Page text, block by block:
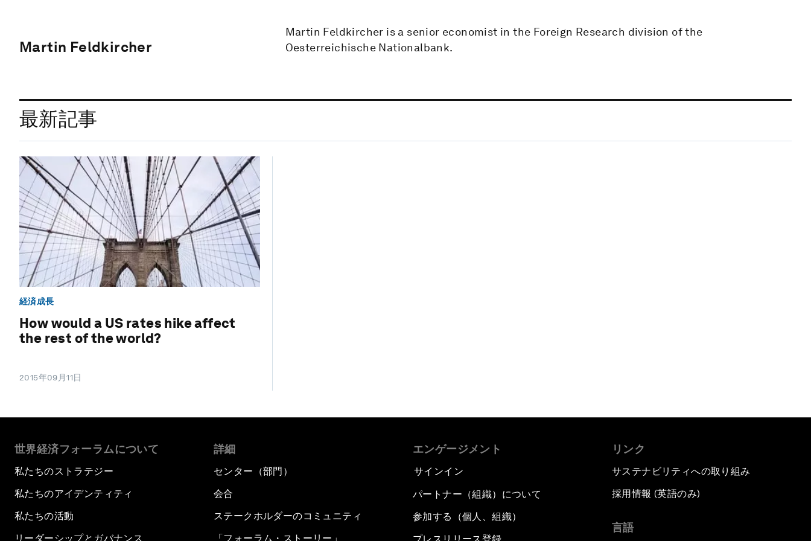
Martin Feldkircher
Martin Feldkircher is a senior economist in the Foreign Research division of the
Oesterreichische Nationalbank.
最新記事
経済成長
How would a US rates hike affect
the rest of the world?
2015年09月11日
世界経済フォーラムについて
私たちのストラテジー
私たちのアイデンティティ
私たちの活動
リーダーシップとガバナンス
詳細
センター（部門）
会合
ステークホルダーのコミュニティ
「フォーラム・ストーリー」
エンゲージメント
サインイン
パートナー（組織）について
参加する（個人、組織）
リンク
サステナビリティへの取り組み
採用情報 (英語のみ)
言語